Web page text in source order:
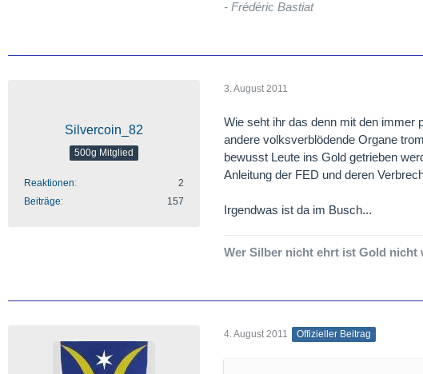
- Frédéric Bastiat
Silvercoin_82
500g Mitglied
Reaktionen
2
Beiträge
157
3. August 2011
Wie seht ihr das denn mit den immer
andere volksverblödende Organe
bewusst Leute ins Gold getrieben
Anleitung der FED und deren
Irgendwas ist da im Busch...
Wer Silber nicht ehrt ist Gold nicht
4. August 2011 Offizieller Beitrag